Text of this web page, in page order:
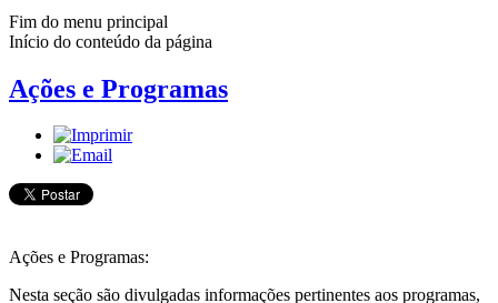
Fim do menu principal
Início do conteúdo da página
Ações e Programas
Ações e Programas:
Nesta seção são divulgadas informações pertinentes aos programas,